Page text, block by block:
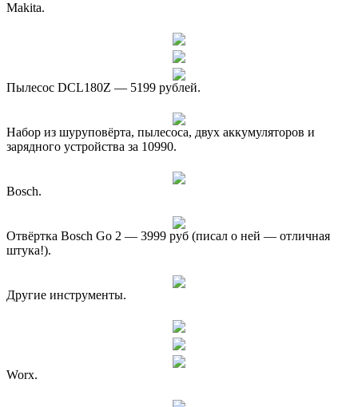
Makita.
Пылесос DCL180Z — 5199 рублей.
Набор из шуруповёрта, пылесоса, двух аккумуляторов и
зарядного устройства за 10990.
Bosch.
Отвёртка Bosch Go 2 — 3999 руб (писал о ней — отличная
штука!).
Другие инструменты.
Worx.